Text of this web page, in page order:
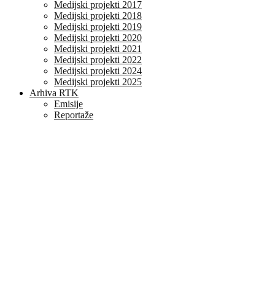
Medijski projekti 2017
Medijski projekti 2018
Medijski projekti 2019
Medijski projekti 2020
Medijski projekti 2021
Medijski projekti 2022
Medijski projekti 2024
Medijski projekti 2025
Arhiva RTK
Emisije
Reportaže